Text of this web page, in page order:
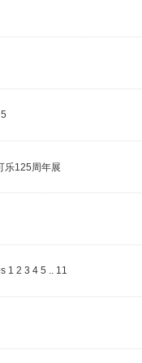
5
乐125周年展
1 2 3 4 5 .. 11